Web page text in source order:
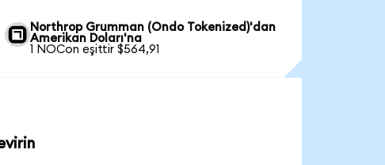
Northrop Grumman (Ondo Tokenized)'dan
Amerikan Doları'na
1 NOCon eşittir $564,91